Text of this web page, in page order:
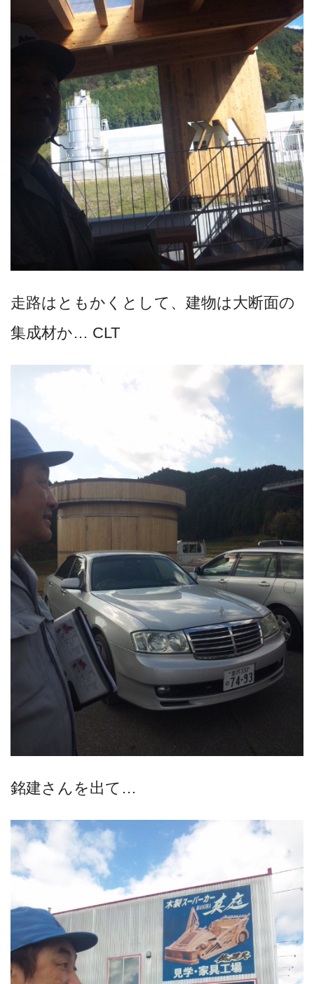
走路はともかくとして、建物は大断面の
集成材か… CLT
銘建さんを出て…